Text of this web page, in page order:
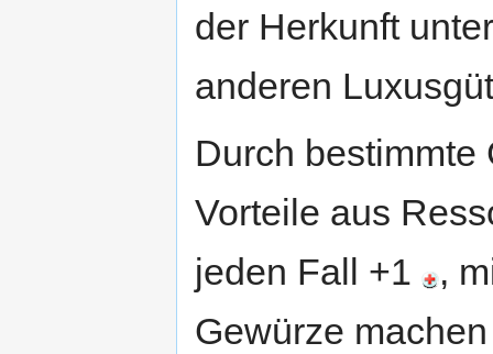
der Herkunft
anderen
Durch bestimmte
Vorteile aus
jeden Fall +1
,
Gewürze